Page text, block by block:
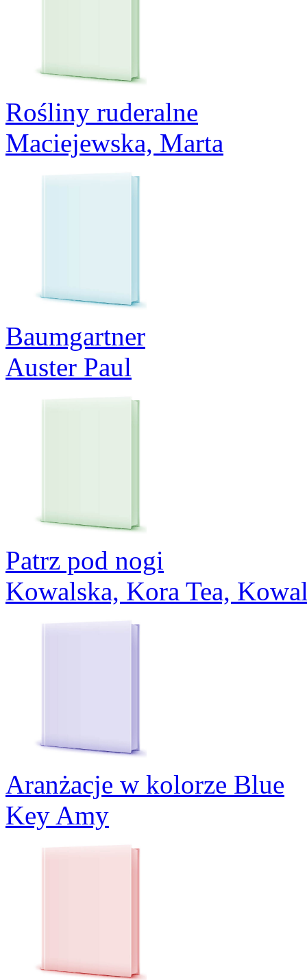
Rośliny ruderalne
Maciejewska, Marta
Baumgartner
Auster Paul
Patrz pod nogi
Kowalska, Kora Tea,
Aranżacje w kolorze Blue
Key Amy